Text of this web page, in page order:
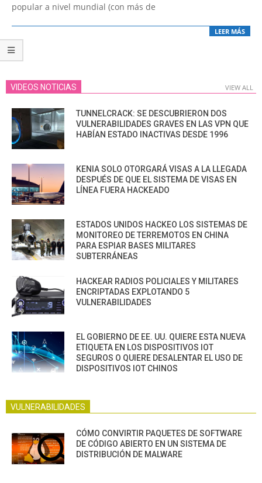
popular a nivel mundial (con más de
LEER MÁS
VIDEOS NOTICIAS VIEW ALL
TUNNELCRACK: SE DESCUBRIERON DOS
VULNERABILIDADES GRAVES EN LAS VPN QUE
HABÍAN ESTADO INACTIVAS DESDE 1996
KENIA SOLO OTORGARÁ VISAS A LA LLEGADA
DESPUÉS DE QUE EL SISTEMA DE VISAS EN
LÍNEA FUERA HACKEADO
ESTADOS UNIDOS HACKEO LOS SISTEMAS DE
MONITOREO DE TERREMOTOS EN CHINA
PARA ESPIAR BASES MILITARES
SUBTERRÁNEAS
HACKEAR RADIOS POLICIALES Y MILITARES
ENCRIPTADAS EXPLOTANDO 5
VULNERABILIDADES
EL GOBIERNO DE EE. UU. QUIERE ESTA NUEVA
ETIQUETA EN LOS DISPOSITIVOS IOT
SEGUROS O QUIERE DESALENTAR EL USO DE
DISPOSITIVOS IOT CHINOS
VULNERABILIDADES
CÓMO CONVIRTIR PAQUETES DE SOFTWARE
DE CÓDIGO ABIERTO EN UN SISTEMA DE
DISTRIBUCIÓN DE MALWARE